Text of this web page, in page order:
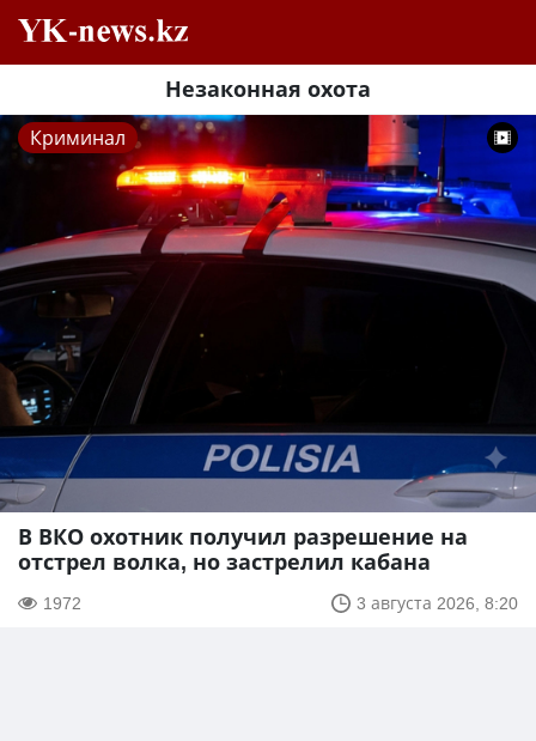
Незаконная охота
Криминал
В ВКО охотник получил разрешение на
отстрел волка, но застрелил кабана
1972 3 августа 2026, 8:20